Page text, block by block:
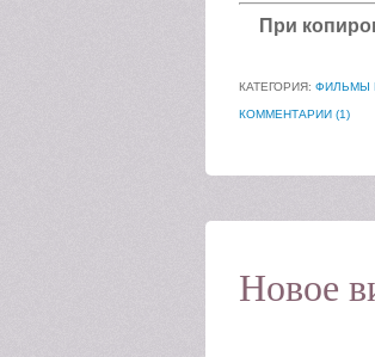
При
КАТЕГОРИЯ: ФИЛЬМЫ
КОММЕНТАРИИ (1)
Новое